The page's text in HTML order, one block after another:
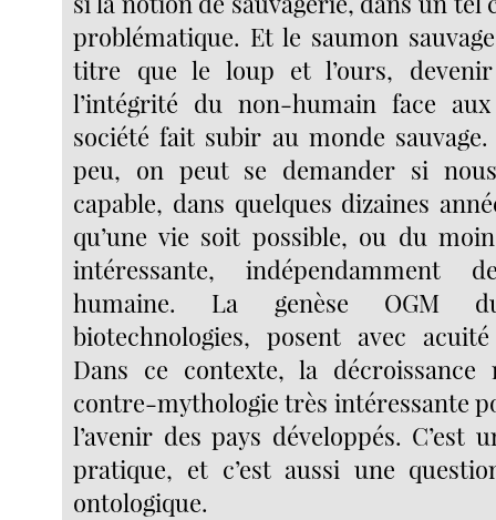
problématique. Et le saumon
titre que le loup et l’ours,
l’intégrité du non-humain face
société fait subir au monde
peu, on peut se demander si
capable, dans quelques dizaines
qu’une vie soit possible, ou du
intéressante, indépendamment
humaine. La genèse OGM
biotechnologies, posent avec
Dans ce contexte, la décroissance
contre-mythologie très intéressante
l’avenir des pays développés. C’est
pratique, et c’est aussi une
ontologique.